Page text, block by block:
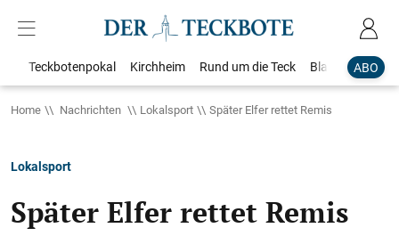
ABO
Teckbotenpokal Kirchheim Rund um die Teck Blaulicht
Home Nachrichten Lokalsport Später Elfer rettet Remis
Lokalsport
Später Elfer rettet Remis